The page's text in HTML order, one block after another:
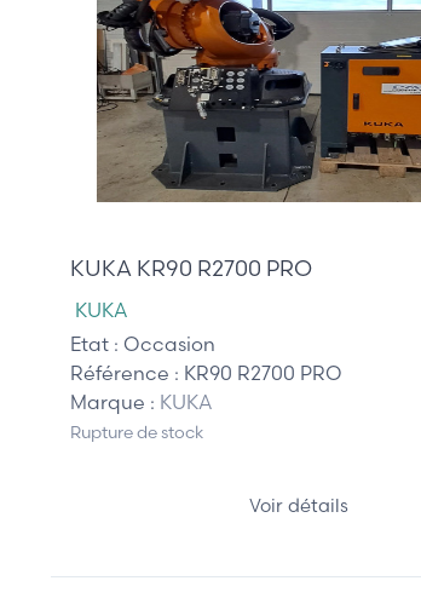
KUKA KR90 R2700 PRO
KUKA
Etat : Occasion
Référence : KR90 R2700 PRO
Marque : KUKA
Rupture de stock
Voir détails